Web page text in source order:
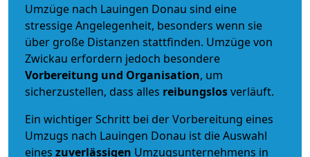
Umzüge nach Lauingen Donau sind eine
stressige Angelegenheit, besonders wenn sie
über große Distanzen stattfinden. Umzüge von
Zwickau erfordern jedoch besondere
Vorbereitung und Organisation, um
sicherzustellen, dass alles reibungslosverläuft.
Ein wichtiger Schritt bei der Vorbereitung eines
Umzugs nach Lauingen Donau ist die Auswahl
eines zuverlässigen Umzugsunternehmens in